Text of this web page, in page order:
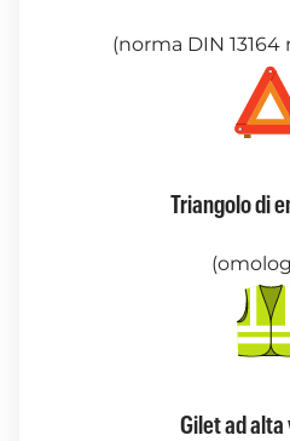
(norma DIN
Triangolo di
Gilet ad